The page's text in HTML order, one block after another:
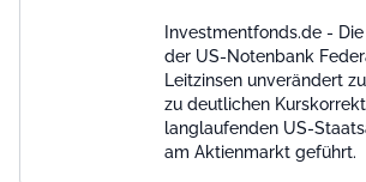
Investmentfonds.de -
der US-Notenbank
Leitzinsen unverändert
zu deutlichen
langlaufenden US-
am Aktienmarkt geführt.